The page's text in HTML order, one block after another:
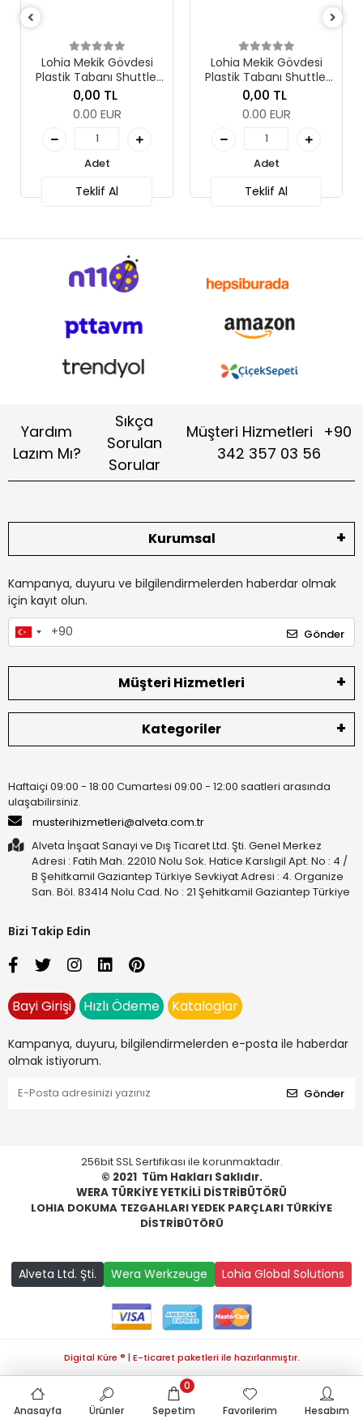
Gövdesi
Shuttlel
Al
Lohia Mekik Gövdesi
Plastik Tabanı Shuttlel
Body Wg (8 Degree)
Teklif Al
Paneli Cwm
LC-08
0,00 TL
Yardım
Lazım Mı?
Sıkça
Sorulan
Sorular
Müşteri Hizmetleri
+90
342 357 03 56
Kurumsal
Kampanya, duyuru ve bilgilendirmelerden haberdar olmak
için kayıt olun.
Gönder
Müşteri Hizmetleri
Kategoriler
Haftaiçi 09:00 - 18:00 Cumartesi 09:00 - 12:00 saatleri arasında
ulaşabilirsiniz.
musterihizmetleri@alveta.com.tr
Alveta İnşaat Sanayi ve Dış Ticaret Ltd. Şti. Genel Merkez
Adresi : Fatih Mah. 22010 Nolu Sok. Hatice Karslıgil Apt. No : 4 /
B Şehitkamil Gaziantep Türkiye Sevkiyat Adresi : 4. Organize
San. Böl. 83414 Nolu Cad. No : 21 Şehitkamil Gaziantep Türkiye
Bizi Takip Edin
Bayi Girişi Hızlı Ödeme Kataloglar
Kampanya, duyuru, bilgilendirmelerden e-posta ile haberdar
olmak istiyorum.
Gönder
256bit SSL Sertifikası ile korunmaktadır.
© 2021 Tüm Hakları Saklıdır.
WERA TÜRKİYE YETKİLİ DİSTRİBÜTÖRÜ
LOHIA DOKUMA TEZGAHLARI YEDEK PARÇLARI TÜRKİYE
DİSTRİBÜTÖRÜ
Alveta Ltd. Şti. Wera Werkzeuge Lohia Global Solutions
Anasayfa Ürünler Sepetim
0
Favorilerim
Hesabım
Digital Küre ® | E-ticaret paketleri ile hazırlanmıştır.